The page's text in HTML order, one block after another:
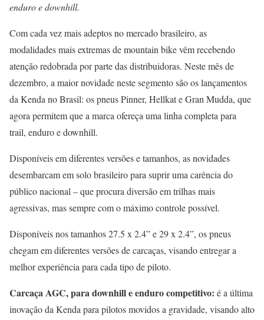
enduro e downhill.
Com cada vez mais adeptos no mercado brasileiro, as
modalidades mais extremas de mountain bike vêm recebendo
atenção redobrada por parte das distribuidoras. Neste mês de
dezembro, a maior novidade neste segmento são os lançamentos
da Kenda no Brasil: os pneus Pinner, Hellkat e Gran Mudda, que
agora permitem que a marca ofereça uma linha completa para
trail, enduro e downhill.
Disponíveis em diferentes versões e tamanhos, as novidades
desembarcam em solo brasileiro para suprir uma carência do
público nacional – que procura diversão em trilhas mais
agressivas, mas sempre com o máximo controle possível.
Disponíveis nos tamanhos 27.5 x 2.4” e 29 x 2.4”, os pneus
chegam em diferentes versões de carcaças, visando entregar a
melhor experiência para cada tipo de piloto.
Carcaça AGC, para downhill e enduro competitivo: é a última
inovação da Kenda para pilotos movidos a gravidade, visando alto